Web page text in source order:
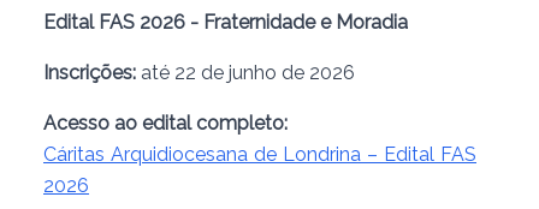
Edital FAS 2026 - Fraternidade e Moradia
Inscrições: até 22 de junho de 2026
Acesso ao edital completo:
Cáritas Arquidiocesana de Londrina – Edital FAS
2026